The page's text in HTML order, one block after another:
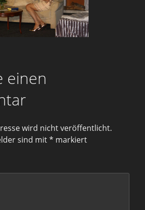
einen
wird nicht veröffentlicht.
sind mit* markiert